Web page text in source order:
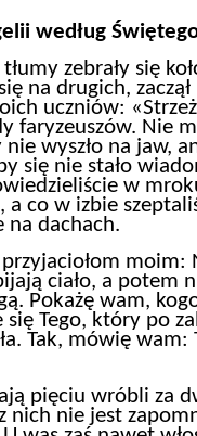
według
zebrały się
na drugich,
uczniów:
faryzeuszów. Nie
wyszło na jaw,
się nie stało
w
a co w izbie
na dachach.
moim:
ciało, a potem
Pokażę wam,
Tego, który po
Tak, mówię wam:
pięciu wróbli za
nich nie jest